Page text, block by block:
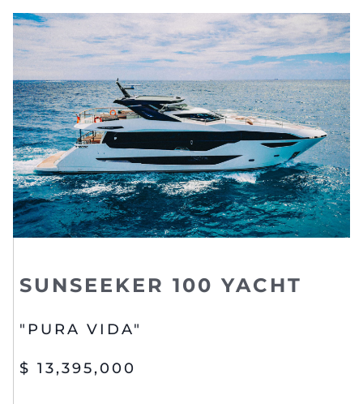
SUNSEEKER 100 YACHT
"PURA VIDA"
$ 13,395,000